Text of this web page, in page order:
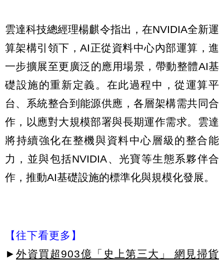
雲達科技總經理楊麒令指出，在NVIDIA全新運
算架構引領下，AI正從資料中心內部運算，進
一步擴展至更廣泛的應用場景，帶動整體AI基
礎設施的重新定義。在此過程中，從運算平
台、系統整合到能源供應，各層架構需共同合
作，以應對大規模部署與長期運作需求。雲達
將持續強化在整機與資料中心層級的整合能
力，並與包括NVIDIA、光寶等生態系夥伴合
作，推動AI基礎設施的標準化與規模化發展。
【往下看更多】
► 外資買超903億「史上第三大」 網見掃貨